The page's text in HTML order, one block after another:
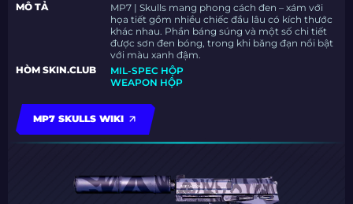
MÔ TẢ
MP7 | Skulls mang phong cách đen – xám với
họa tiết gồm nhiều chiếc đầu lâu có kích thước
khác nhau. Phần báng súng và một số chi tiết
được sơn đen bóng, trong khi băng đạn nổi bật
với màu xanh đậm.
HÒM SKIN.CLUB
MIL-SPEC HỘP
WEAPON HỘP
MP7 SKULLS WIKI